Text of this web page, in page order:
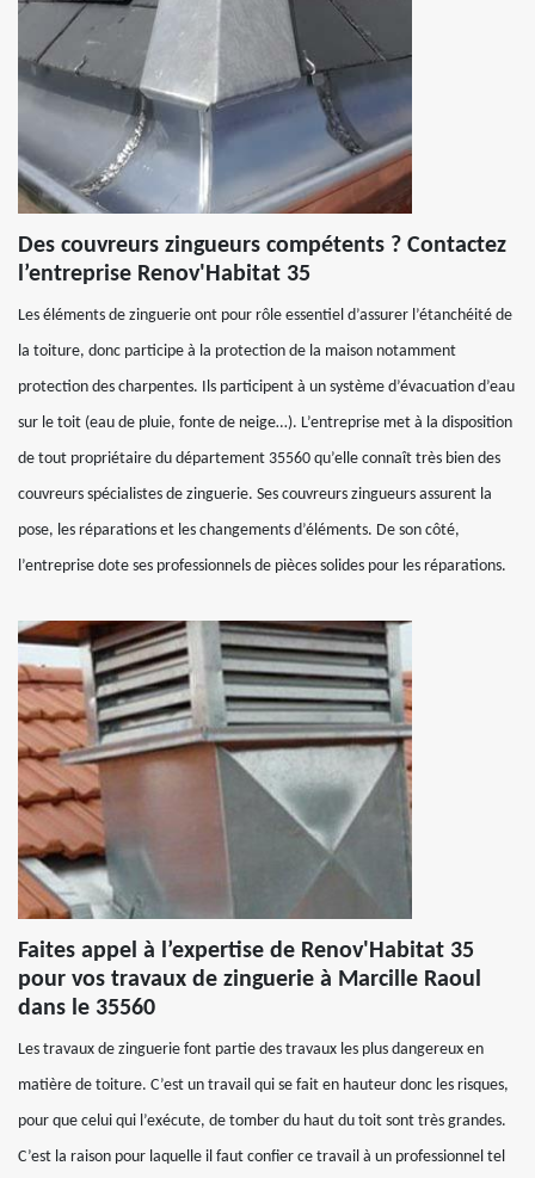
Des couvreurs zingueurs compétents ? Contactez
l’entreprise Renov'Habitat 35
Les éléments de zinguerie ont pour rôle essentiel d’assurer l’étanchéité de
la toiture, donc participe à la protection de la maison notamment
protection des charpentes. Ils participent à un système d’évacuation d’eau
sur le toit (eau de pluie, fonte de neige…). L’entreprise met à la disposition
de tout propriétaire du département 35560 qu’elle connaît très bien des
couvreurs spécialistes de zinguerie. Ses couvreurs zingueurs assurent la
pose, les réparations et les changements d’éléments. De son côté,
l’entreprise dote ses professionnels de pièces solides pour les réparations.
Faites appel à l’expertise de Renov'Habitat 35
pour vos travaux de zinguerie à Marcille Raoul
dans le 35560
Les travaux de zinguerie font partie des travaux les plus dangereux en
matière de toiture. C’est un travail qui se fait en hauteur donc les risques,
pour que celui qui l’exécute, de tomber du haut du toit sont très grandes.
C’est la raison pour laquelle il faut confier ce travail à un professionnel tel